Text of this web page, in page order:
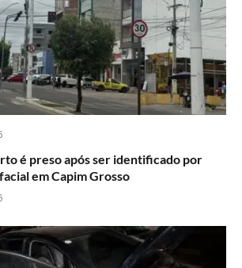
é preso após ser identificado por
em Capim Grosso